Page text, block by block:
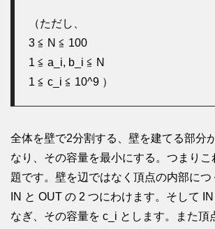
（ただし、
3 ≦ N ≦ 100
1 ≦ a_i, b_i ≦ N
1 ≦ c_i ≦ 10^9 ）
全体を壁で2分割する、壁を建てる部分
なり、その容量を最小にする。つまりこ
題です。壁を辺ではなく頂点の内部に
IN と OUT の 2 つにわけます。そして
なぎ、その容量を c_i とします。また頂